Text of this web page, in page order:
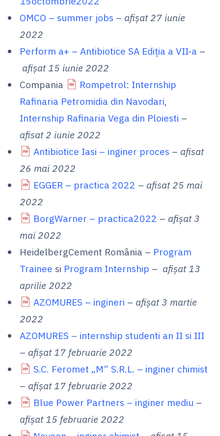
OMCO – summer jobs – afișat 27 iunie
2022
Perform a+ – Antibiotice SA Ediţia a VII-a –
afișat 15 iunie 2022
Compania
Rompetrol: Internship
Rafinaria Petromidia din Navodari,
Internship Rafinaria Vega din Ploiesti –
afisat 2 iunie 2022
Antibiotice Iasi – inginer proces – afisat
26 mai 2022
EGGER – practica 2022 – afisat 25 mai
2022
BorgWarner – practica2022 – afișat 3
mai 2022
HeidelbergCement România – Program
Trainee si Program Internship – afișat 13
aprilie 2022
AZOMURES – ingineri – afișat 3 martie
2022
AZOMURES – internship studenti an II si III
– afișat 17 februarie 2022
S.C. Feromet „M” S.R.L. – inginer chimist
– afișat 17 februarie 2022
Blue Power Partners – inginer mediu –
afișat 15 februarie 2022